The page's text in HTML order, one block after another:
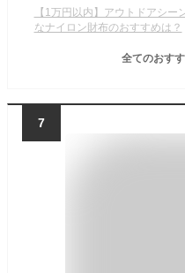
【1万円以内】アウトドアシ
なナイロン財布のおすすめは？
全てのおす
7